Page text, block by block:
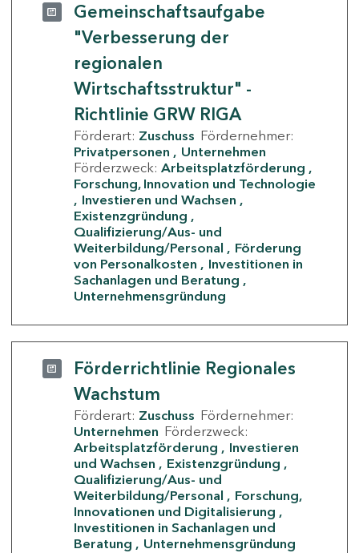
Gemeinschaftsaufgabe
"Verbesserung der
regionalen
Wirtschaftsstruktur" -
Richtlinie GRW RIGA
Förderart: Zuschuss Fördernehmer:
Privatpersonen
Unternehmen
Förderzweck: Arbeitsplatzförderung
Forschung, Innovation und Technologie
Investieren und Wachsen
Existenzgründung
Qualifizierung/Aus- und
Weiterbildung/Personal
Förderung
von Personalkosten
Investitionen in
Sachanlagen und Beratung
Unternehmensgründung
Förderrichtlinie Regionales
Wachstum
Förderart: Zuschuss Fördernehmer:
Unternehmen Förderzweck:
Arbeitsplatzförderung
Investieren
und Wachsen
Existenzgründung
Qualifizierung/Aus- und
Weiterbildung/Personal
Forschung,
Innovationen und Digitalisierung
Investitionen in Sachanlagen und
Beratung
Unternehmensgründung